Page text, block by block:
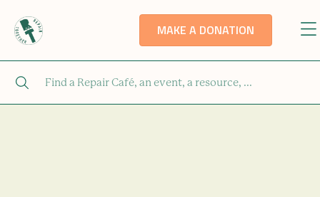
MAKE A DONATION